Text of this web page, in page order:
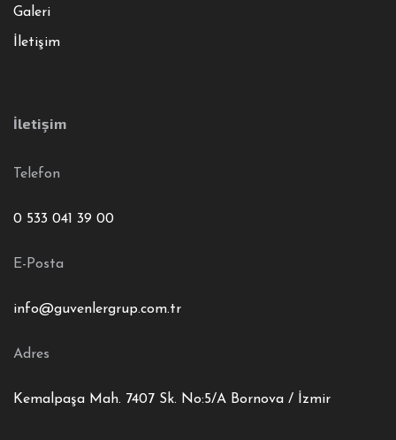
Galeri
İletişim
İletişim
Telefon
0 533 041 39 00
E-Posta
info@guvenlergrup.com.tr
Adres
Kemalpaşa Mah. 7407 Sk. No:5/A Bornova / İzmir